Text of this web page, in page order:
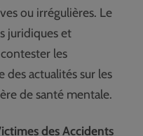
ou irrégulières. Le
juridiques et
les
des actualités sur les
de santé mentale.
des Accidents